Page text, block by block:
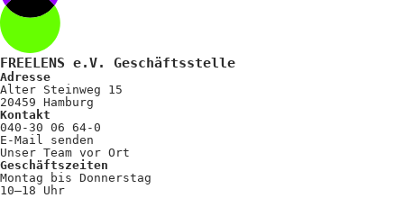
Regionalgruppen
Projekte und Publikationen
Foundation
Services für
Fotograf*innen
FREELENS e.V. Geschäftsstelle
Adresse
Alter Steinweg 15
20459 Hamburg
Kontakt
040-30 06 64-0
E-Mail senden
Unser Team vor Ort
Geschäftszeiten
Montag bis Donnerstag
10–18 Uhr